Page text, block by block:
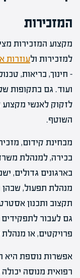
המזכירות
מקצוע המזכירות
למזכירות ולעוזרות
– חינוך, בריאות,
ועוד. גם בתקופות
לזקוק לאנשי
השוטף.
מבחינת קידום,
בכירה, למנהלת
בארגונים גדולים,
מנהלת תפעול, שבהן
תקצוב ותכנון
גם לעבור
פרויקטים, או
אפשרות נוספת היא
רפואית מנוסה